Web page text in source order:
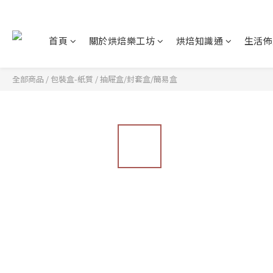
首頁 關於烘焙樂工坊 烘焙知識通 生活
全部商品 / 包裝盒-紙質 /抽屜盒/封套盒/簡易盒